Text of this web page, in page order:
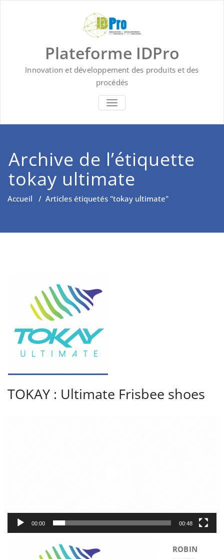
Plateforme IDPro
Innovation et développement des produits et des
procédés
BASCULER LA NAVIGATION
Archive de l’étiquette
tokay ultimate
Accueil / Articles étiquetés "tokay ultimate"
TOKAY : Ultimate Frisbee shoes
00:00 00:48
ROBIN